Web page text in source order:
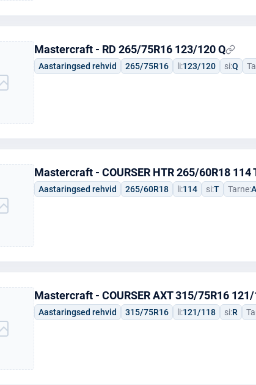
Mastercraft - RD 265/75R16 123/120 Q
Aastaringsed rehvid 265/75R16 li:123/120 si:Q
Mastercraft - COURSER HTR 265/60R18 114
Aastaringsed rehvid 265/60R18 li:114 si:T Tarne:
Mastercraft - COURSER AXT 315/75R16 121/
Aastaringsed rehvid 315/75R16 li:121/118 si:R